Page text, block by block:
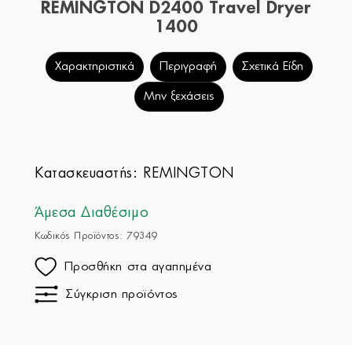
REMINGTON D2400 Travel Dryer
1400
Χαρακτηριστικά Περιγραφή Σχετικά Είδη
Μην ξεχάσεις
Κατασκευαστής: REMINGTON
Άμεσα Διαθέσιμο
Κωδικός Προϊόντος: 79349
Προσθήκη στα αγαπημένα
Σύγκριση προϊόντος